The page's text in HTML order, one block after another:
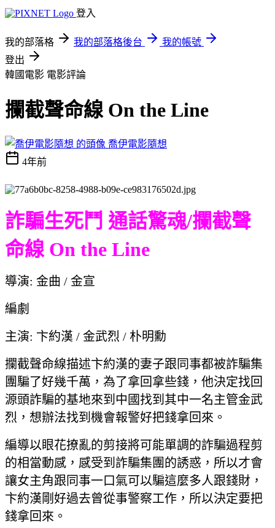
登入
我的部落格 我的部落格後台
我的帳號
登出
韓國電影 電影評論
攔截聲命線 On the Line
喬伊電影隨想
4年前
詐騙生死鬥 通話驚魂/攔截聲
命線 On the Line
導演: 金曲 / 金宣
編劇
主演: 卞約漢 / 金武烈 / 朴明勳
攔截聲命線描述卞約漢的妻子跟同事都被詐騙集
團騙了好幾千萬，為了拿回拿些錢，他決定找回
源頭詐騙的基地來到中國找到其中一名主管金武
烈，想辦法找到機會報警好把錢拿回來。
編導以眼花撩亂的剪接將可能單調的詐騙過程剪
的相當動感，感受到詐騙集團的誘惑，所以才會
讓女主角跟同事一口氣可以騙這麼多人跟錢財，
卞約漢剛好過去曾從事警察工作，所以決定要把
錢拿回來。